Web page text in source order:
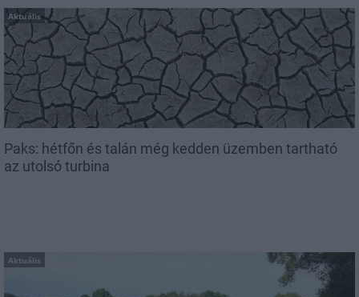
Aktuális
Paks: hétfőn és talán még kedden üzemben tartható
az utolsó turbina
Aktuális